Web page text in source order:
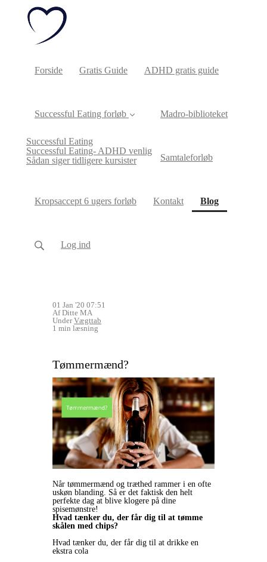
Forside Gratis Guide ADHD gratis guide
Successful Eating forløb
Successful Eating
Successful Eating- ADHD venlig
Sådan siger tidligere kursister
Madro-biblioteket
Samtaleforløb
Kropsaccept 6 ugers forløb Kontakt Blog(current)
Log ind
01 Jan '20 07:51
Af Ditte MA
UnderVægttab
1 min læsning
Tømmermænd?
Når tømmermænd og træthed rammer i en ofte
uskøn blanding. Så er det faktisk den helt
perfekte dag at blive klogere på dine
spisemønstre!
Hvad tænker du, der får dig til at tømme
skålen med chips?
Hvad tænker du, der får dig til at drikke en
ekstra cola